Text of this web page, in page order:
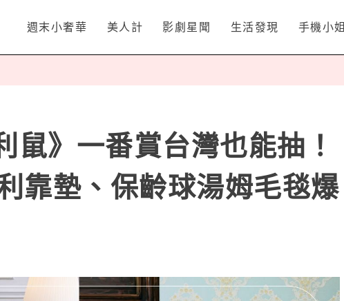
週末小奢華 美人計 影劇星聞 生活發現 手機小姐
鼠》一番賞台灣也能抽！
靠墊、保齡球湯姆毛毯爆